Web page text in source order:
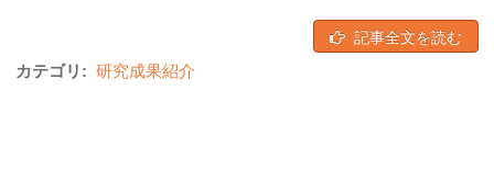
記事全文を読む
カテゴリ: 研究成果紹介